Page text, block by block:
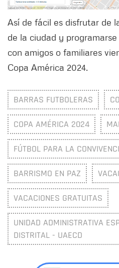
Así de fácil es disfrutar de
de la ciudad y
con amigos o familiares
Copa América 2024.
BARRAS FUTBOLERAS
COPA AMÉRICA 2024
FÚTBOL PARA LA
BARRISMO EN PAZ
VACACIONES GRATUITAS
UNIDAD ADMINISTRATIVA
DISTRITAL - UAECD